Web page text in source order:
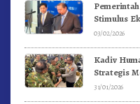
Stimulus
03/02/2026
Kadiv
Strategis
dan NKRI
31/01/2026